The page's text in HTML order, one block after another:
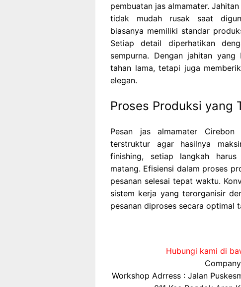
pembuatan jas almamater.
tidak mudah rusak saat
biasanya memiliki standar
Setiap detail diperhatikan
sempurna. Dengan jahitan
tahan lama, tetapi juga
elegan.
Proses Produksi yang
Pesan jas almamater
terstruktur agar hasilnya
finishing, setiap langkah
matang. Efisiensi dalam proses
pesanan selesai tepat waktu.
sistem kerja yang terorganisir
pesanan diproses secara optimal
Hubungi kami di
Workshop Adrress : Jalan